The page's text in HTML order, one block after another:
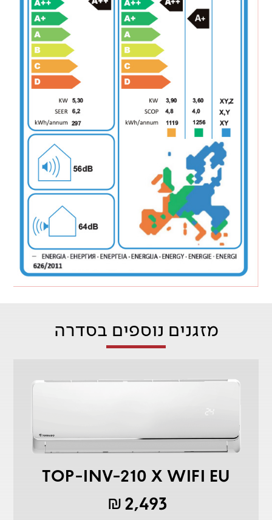
מזגנים נוספים בסדרה
TOP-INV-210 X WIFI EU
2,493
₪